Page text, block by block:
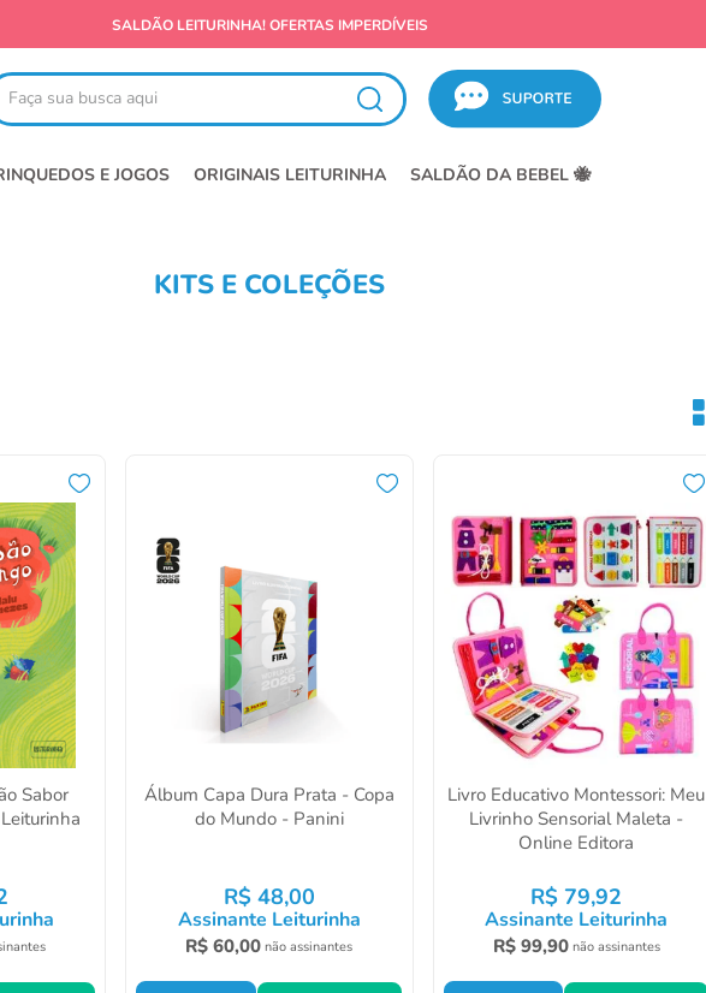
SALDÃO LEITURINHA! OFERTAS IMPERDÍVEIS
sua busca aqui
E JOGOS ORIGINAIS LEITURINHA SALDÃO DA BEBEL 🐝
KITS E COLEÇÕES
Sabor
Álbum Capa Dura Prata - Copa
do Mundo - Panini
R$ 48,00
Assinante Leiturinha
R$ 60,00 não assinantes
Livro Educativo Montessori: Meu
Livrinho Sensorial Maleta -
Online Editora
R$ 79,92
Assinante Leiturinha
R$ 99,90 não assinantes